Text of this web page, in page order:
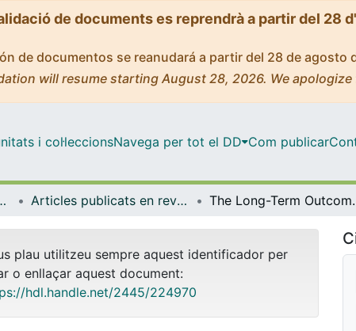
de documents es reprendrà a partir del 28
de documentos se reanudará a partir del 28 de agosto
will resume starting August 28, 2026. We
i col·leccionsNavega per tot el DD Com publicar
Bellvitge (IDIBELL) Articles publicats en revistes (Institut d'lnvestigació Biomèdica de Bellvitge (IDIBELL)) The Long-Term Outcomes of Corticosteroid
plau utilitzeu sempre aquest identificador per
o enllaçar aquest document:
hdl.handle.net/2445/224970